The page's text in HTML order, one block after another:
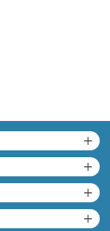
+
+
+
+